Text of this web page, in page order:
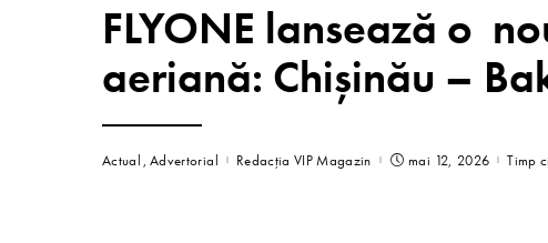
FLYONE lansează o
aeriană: Chișinău –
Actual Advertorial Redacția VIP Magazin mai 12, 2026 Timp